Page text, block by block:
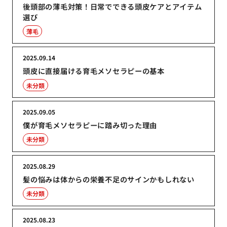
後頭部の薄毛対策！日常でできる頭皮ケアとアイテム
選び
薄毛
頭皮に直接届ける育毛メソセラピーの基本
2025.09.14
未分類
僕が育毛メソセラピーに踏み切った理由
2025.09.05
未分類
髪の悩みは体からの栄養不足のサインかもしれない
2025.08.29
未分類
2025.08.23